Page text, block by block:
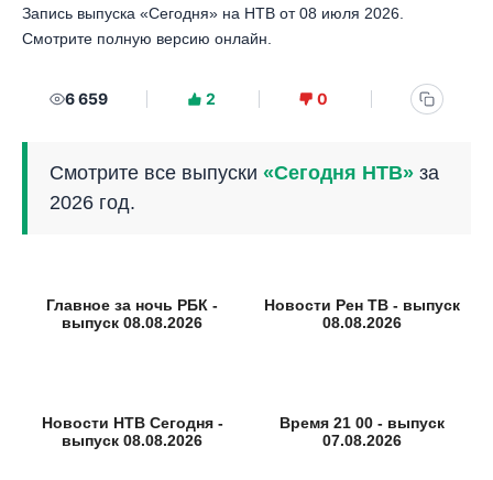
Запись выпуска «Сегодня» на НТВ от 08 июля 2026.
Смотрите полную версию онлайн.
6 659 2 0
Смотрите все выпуски «Сегодня НТВ» за
2026 год.
Главное за ночь РБК -
выпуск 08.08.2026
Новости Рен ТВ - выпуск
08.08.2026
Новости НТВ Сегодня -
выпуск 08.08.2026
Время 21 00 - выпуск
07.08.2026